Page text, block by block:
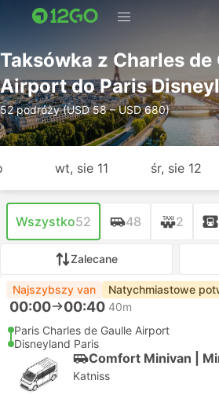
Taksówka z Charles de
Airport do Paris
52 podróży (USD 58 – USD 680)
wt, sie 11 śr, sie 12
Wszystko52 48 2
Zalecane
Najszybszy van Natychmiastowe
00:00 00:40 40m
Paris Charles de Gaulle Airport
Disneyland Paris
Comfort Minivan |
Katniss